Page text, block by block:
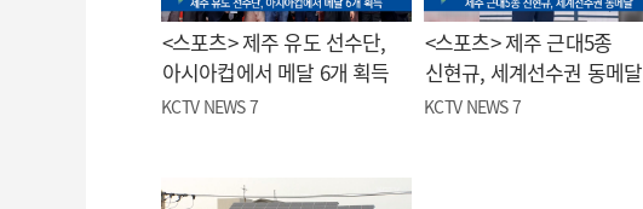
<스포츠> 제주 유도 선수단,
아시아컵에서 메달 6개 획득
KCTV NEWS 7
<스포츠> 제주 근대5종
신현규, 세계선수권 동메달
KCTV NEWS 7